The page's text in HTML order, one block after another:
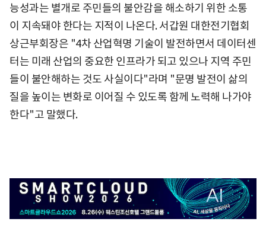
능성과는 별개로 주민들의 불안감을 해소하기 위한 소통
이 지속돼야 한다는 지적이 나온다. 서갑원 대한전기협회
상근부회장은 "4차 산업혁명 기술이 발전하면서 데이터센
터는 미래 산업의 중요한 인프라가 되고 있으나 지역 주민
들이 불안해하는 것도 사실이다"라며 "문명 발전이 삶의
질을 높이는 변화로 이어질 수 있도록 함께 노력해 나가야
한다"고 말했다.